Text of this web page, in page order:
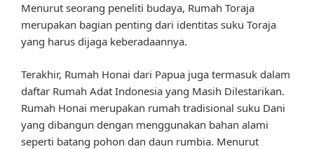
Menurut seorang peneliti budaya, Rumah Toraja
merupakan bagian penting dari identitas suku Toraja
yang harus dijaga keberadaannya.
Terakhir, Rumah Honai dari Papua juga termasuk dalam
daftar Rumah Adat Indonesia yang Masih Dilestarikan.
Rumah Honai merupakan rumah tradisional suku Dani
yang dibangun dengan menggunakan bahan alami
seperti batang pohon dan daun rumbia. Menurut